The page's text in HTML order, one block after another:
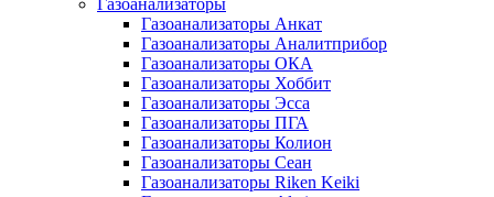
Газоанализаторы
Газоанализаторы Анкат
Газоанализаторы Аналитприбор
Газоанализаторы ОКА
Газоанализаторы Хоббит
Газоанализаторы Эсса
Газоанализаторы ПГА
Газоанализаторы Колион
Газоанализаторы Сеан
Газоанализаторы Riken Keiki